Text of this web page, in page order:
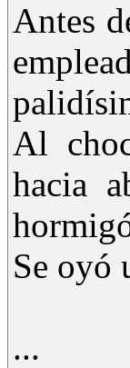
Antes
Al
hacia
Se oyó
...